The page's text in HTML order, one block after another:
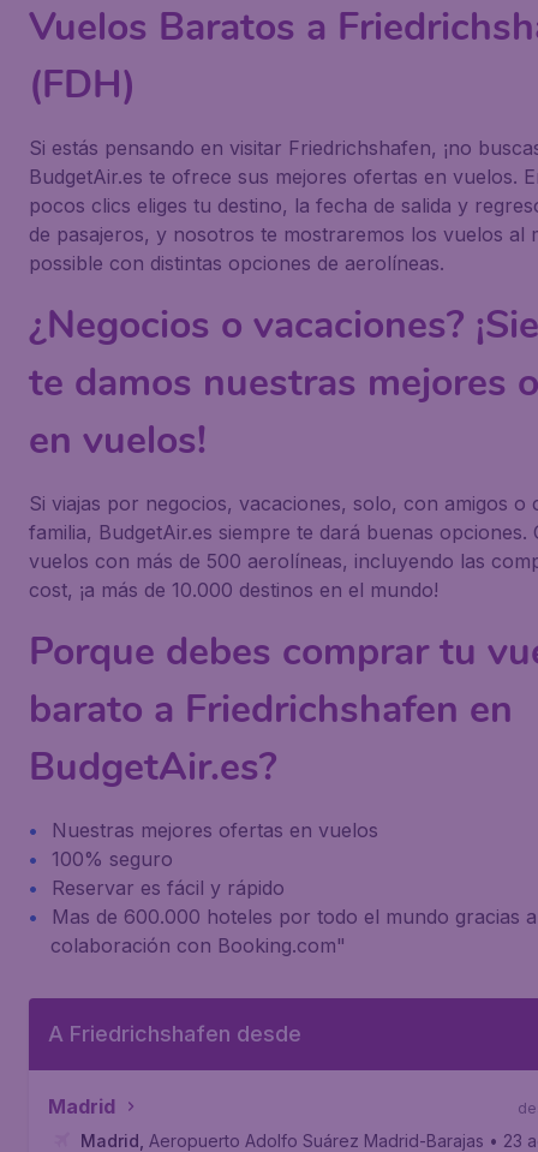
Vuelos Baratos a
(FDH)
Si estás pensando en visitar Friedrichshafen, ¡no
BudgetAir.es te ofrece sus mejores ofertas en vuelos.
pocos clics eliges tu destino, la fecha de salida y
de pasajeros, y nosotros te mostraremos los vuelos al
possible con distintas opciones de aerolíneas.
¿Negocios o vacaciones?
te damos nuestras mejores
en vuelos!
Si viajas por negocios, vacaciones, solo, con amigos o
familia, BudgetAir.es siempre te dará buenas opciones.
vuelos con más de 500 aerolíneas, incluyendo las
cost, ¡a más de 10.000 destinos en el mundo!
Porque debes comprar tu
barato a Friedrichshafen en
BudgetAir.es?
Nuestras mejores ofertas en vuelos
100% seguro
Reservar es fácil y rápido
Mas de 600.000 hoteles por todo el mundo gracias
colaboración con Booking.com"
A Friedrichshafen desde
Madrid
Madrid Aeropuerto Adolfo Suárez Madrid-Barajas • 23